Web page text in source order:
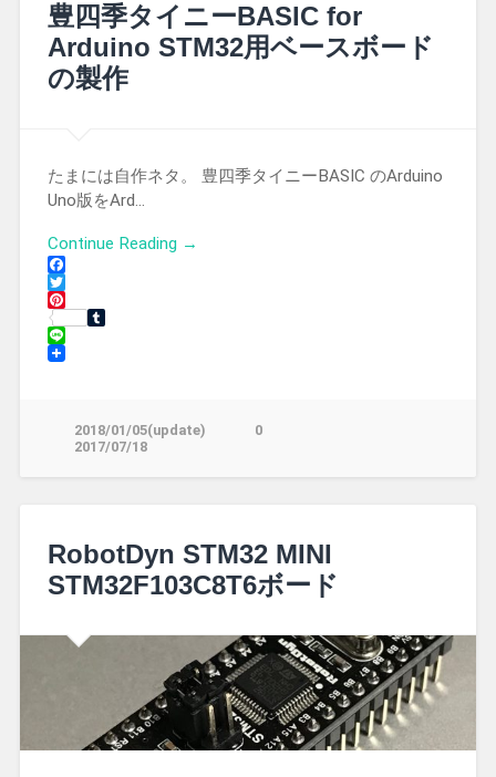
豊四季タイニーBASIC for
Arduino STM32用ベースボード
の製作
たまには自作ネタ。 豊四季タイニーBASIC のArduino
Uno版をArd…
Continue Reading →
Facebook
Twitter
Pinterest
Tumblr
Line
2018/01/05(update)
2017/07/18
0
RobotDyn STM32 MINI
STM32F103C8T6ボード